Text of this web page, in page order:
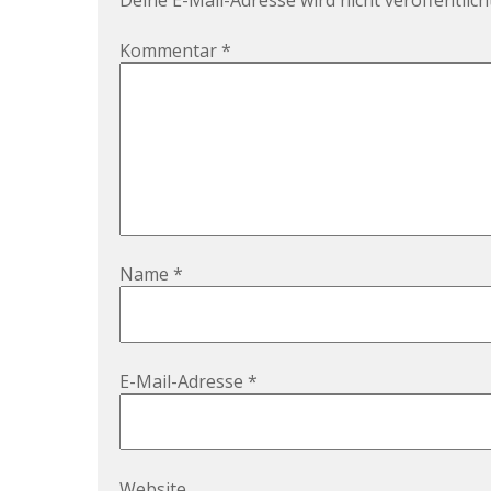
Kommentar*
Name *
E-Mail-Adresse *